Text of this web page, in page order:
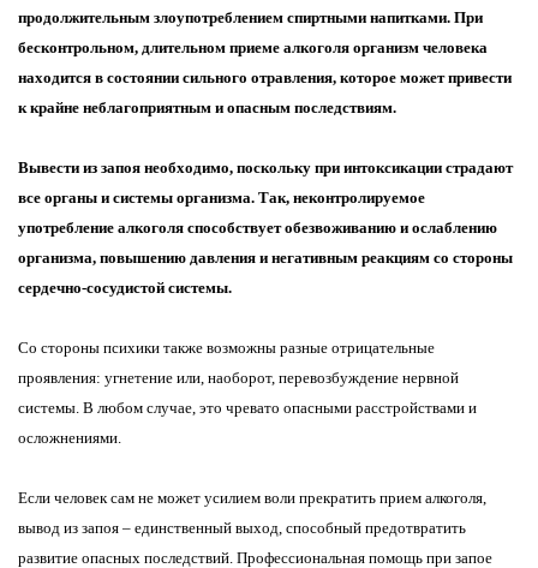
продолжительным злоупотреблением спиртными напитками. При
бесконтрольном, длительном приеме алкоголя организм человека
находится в состоянии сильного отравления, которое может привести
к крайне неблагоприятным и опасным последствиям.
Вывести из запоя необходимо, поскольку при интоксикации страдают
все органы и системы организма. Так, неконтролируемое
употребление алкоголя способствует обезвоживанию и ослаблению
организма, повышению давления и негативным реакциям со стороны
сердечно-сосудистой системы.
Со стороны психики также возможны разные отрицательные
проявления: угнетение или, наоборот, перевозбуждение нервной
системы. В любом случае, это чревато опасными расстройствами и
осложнениями.
Если человек сам не может усилием воли прекратить прием алкоголя,
вывод из запоя – единственный выход, способный предотвратить
развитие опасных последствий. Профессиональная помощь при запое